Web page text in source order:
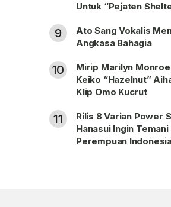
Untuk “Pejaten
9
Ato Sang Vokalis
Angkasa Bahagia
10
Mirip Marilyn
Keiko “Hazelnut”
Klip Omo Kucrut
11
Rilis 8 Varian Power
Hanasui Ingin
Perempuan